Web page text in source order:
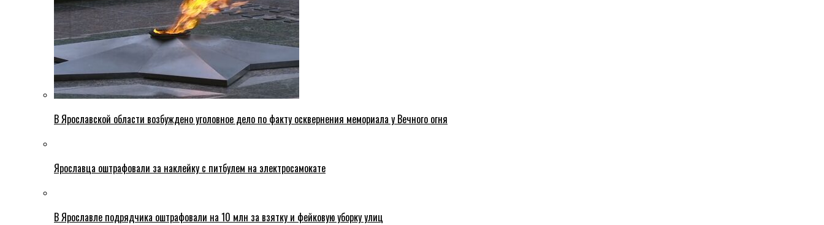
В Ярославской области возбуждено уголовное дело по факту осквернения мемориала у Вечного огня
Ярославца оштрафовали за наклейку с питбулем на электросамокате
В Ярославле подрядчика оштрафовали на 10 млн за взятку и фейковую уборку улиц